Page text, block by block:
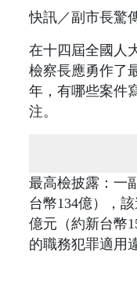
快訊／副市長驚
在十四屆全國人
檢察長應勇作了
年，有哪些案件
注。
最高檢披露：一
台幣134億），
億元（約新台幣
的職務犯罪適用